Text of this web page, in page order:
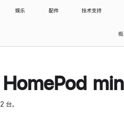
娱乐 配件 技术支持
HomePod
台。